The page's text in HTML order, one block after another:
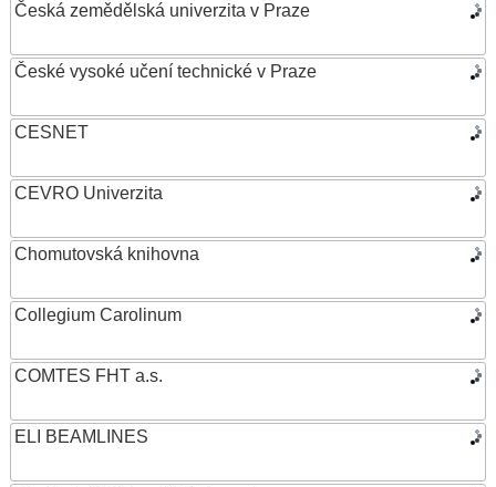
Česká zemědělská univerzita v Praze
České vysoké učení technické v Praze
CESNET
CEVRO Univerzita
Chomutovská knihovna
Collegium Carolinum
COMTES FHT a.s.
ELI BEAMLINES